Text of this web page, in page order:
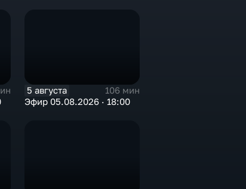
5 августа
106 мин
Эфир 05.08.2026 · 18:00